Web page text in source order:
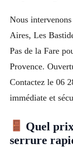
Nous
Aires, Les
Pas de la Fare
Provence.
Contactez le 06
immédiate et
Quel
serrure